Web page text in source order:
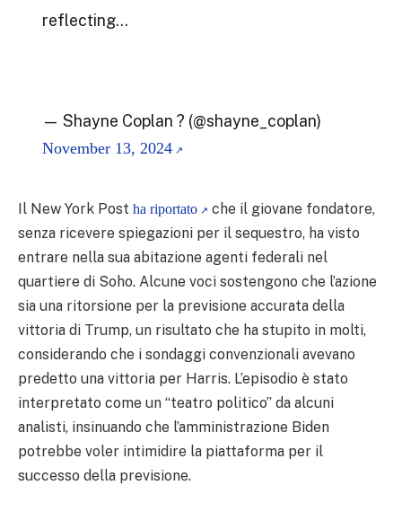
reflecting…
— Shayne Coplan ? (@shayne_coplan)
November 13, 2024
Il New York Post ha riportato
che il giovane fondatore,
senza ricevere spiegazioni per il sequestro, ha visto
entrare nella sua abitazione agenti federali nel
quartiere di Soho. Alcune voci sostengono che l’azione
sia una ritorsione per la previsione accurata della
vittoria di Trump, un risultato che ha stupito in molti,
considerando che i sondaggi convenzionali avevano
predetto una vittoria per Harris. L’episodio è stato
interpretato come un “teatro politico” da alcuni
analisti, insinuando che l’amministrazione Biden
potrebbe voler intimidire la piattaforma per il
successo della previsione.